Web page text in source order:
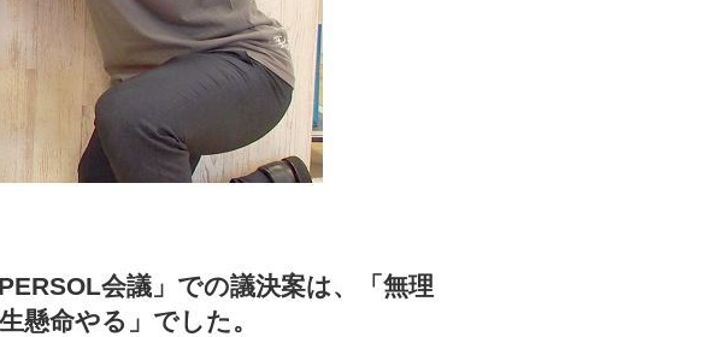
会議」での議決案は、「無理
懸命やる」でした。